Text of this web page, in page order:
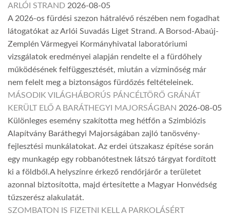
ARLÓI STRAND 2026-08-05
A 2026-os fürdési szezon hátralévő részében nem fogadhat
látogatókat az Arlói Suvadás Liget Strand. A Borsod-Abaúj-
Zemplén Vármegyei Kormányhivatal laboratóriumi
vizsgálatok eredményei alapján rendelte el a fürdőhely
működésének felfüggesztését, miután a vízminőség már
nem felelt meg a biztonságos fürdőzés feltételeinek.
MÁSODIK VILÁGHÁBORÚS PÁNCÉLTÖRŐ GRÁNÁT
KERÜLT ELŐ A BARÁTHEGYI MAJORSÁGBAN 2026-08-05
Különleges esemény szakította meg hétfőn a Szimbiózis
Alapítvány Baráthegyi Majorságában zajló tanösvény-
fejlesztési munkálatokat. Az erdei útszakasz építése során
egy munkagép egy robbanótestnek látszó tárgyat fordított
ki a földből.A helyszínre érkező rendőrjárőr a területet
azonnal biztosította, majd értesítette a Magyar Honvédség
tűzszerész alakulatát.
SZOMBATON IS FIZETNI KELL A PARKOLÁSÉRT